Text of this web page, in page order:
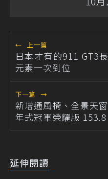
← 上一篇
日本才有的911 GT3
元素一次到位
下一篇 →
新增通風椅、全景天
年式冠軍榮耀版
延伸閱讀